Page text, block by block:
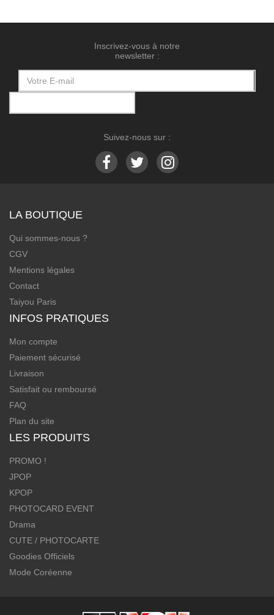
Inscrivez-vous à notre
newsletter :
Suivez-nous sur :
LA BOUTIQUE
Qui sommes-nous ?
CGV
Mentions légales
Contact
Taiyou Paris
INFOS PRATIQUES
Mon compte
Paiement sécurisé
Livraison
Satisfait ou remboursé
FAQ
Plan du site
LES PRODUITS
PROMO !
JPOP
KPOP
PHOTOCARD EVENT
Drama
CUTE / PHOTOCARTE
Goodies Officiels
Mode Coréenne